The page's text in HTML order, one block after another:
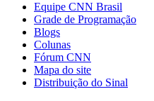
Equipe CNN Brasil
Grade de Programação
Blogs
Colunas
Fórum CNN
Mapa do site
Distribuição do Sinal